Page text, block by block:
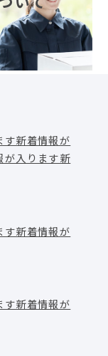
す新着情報が
が入ります新
す新着情報が
す新着情報が